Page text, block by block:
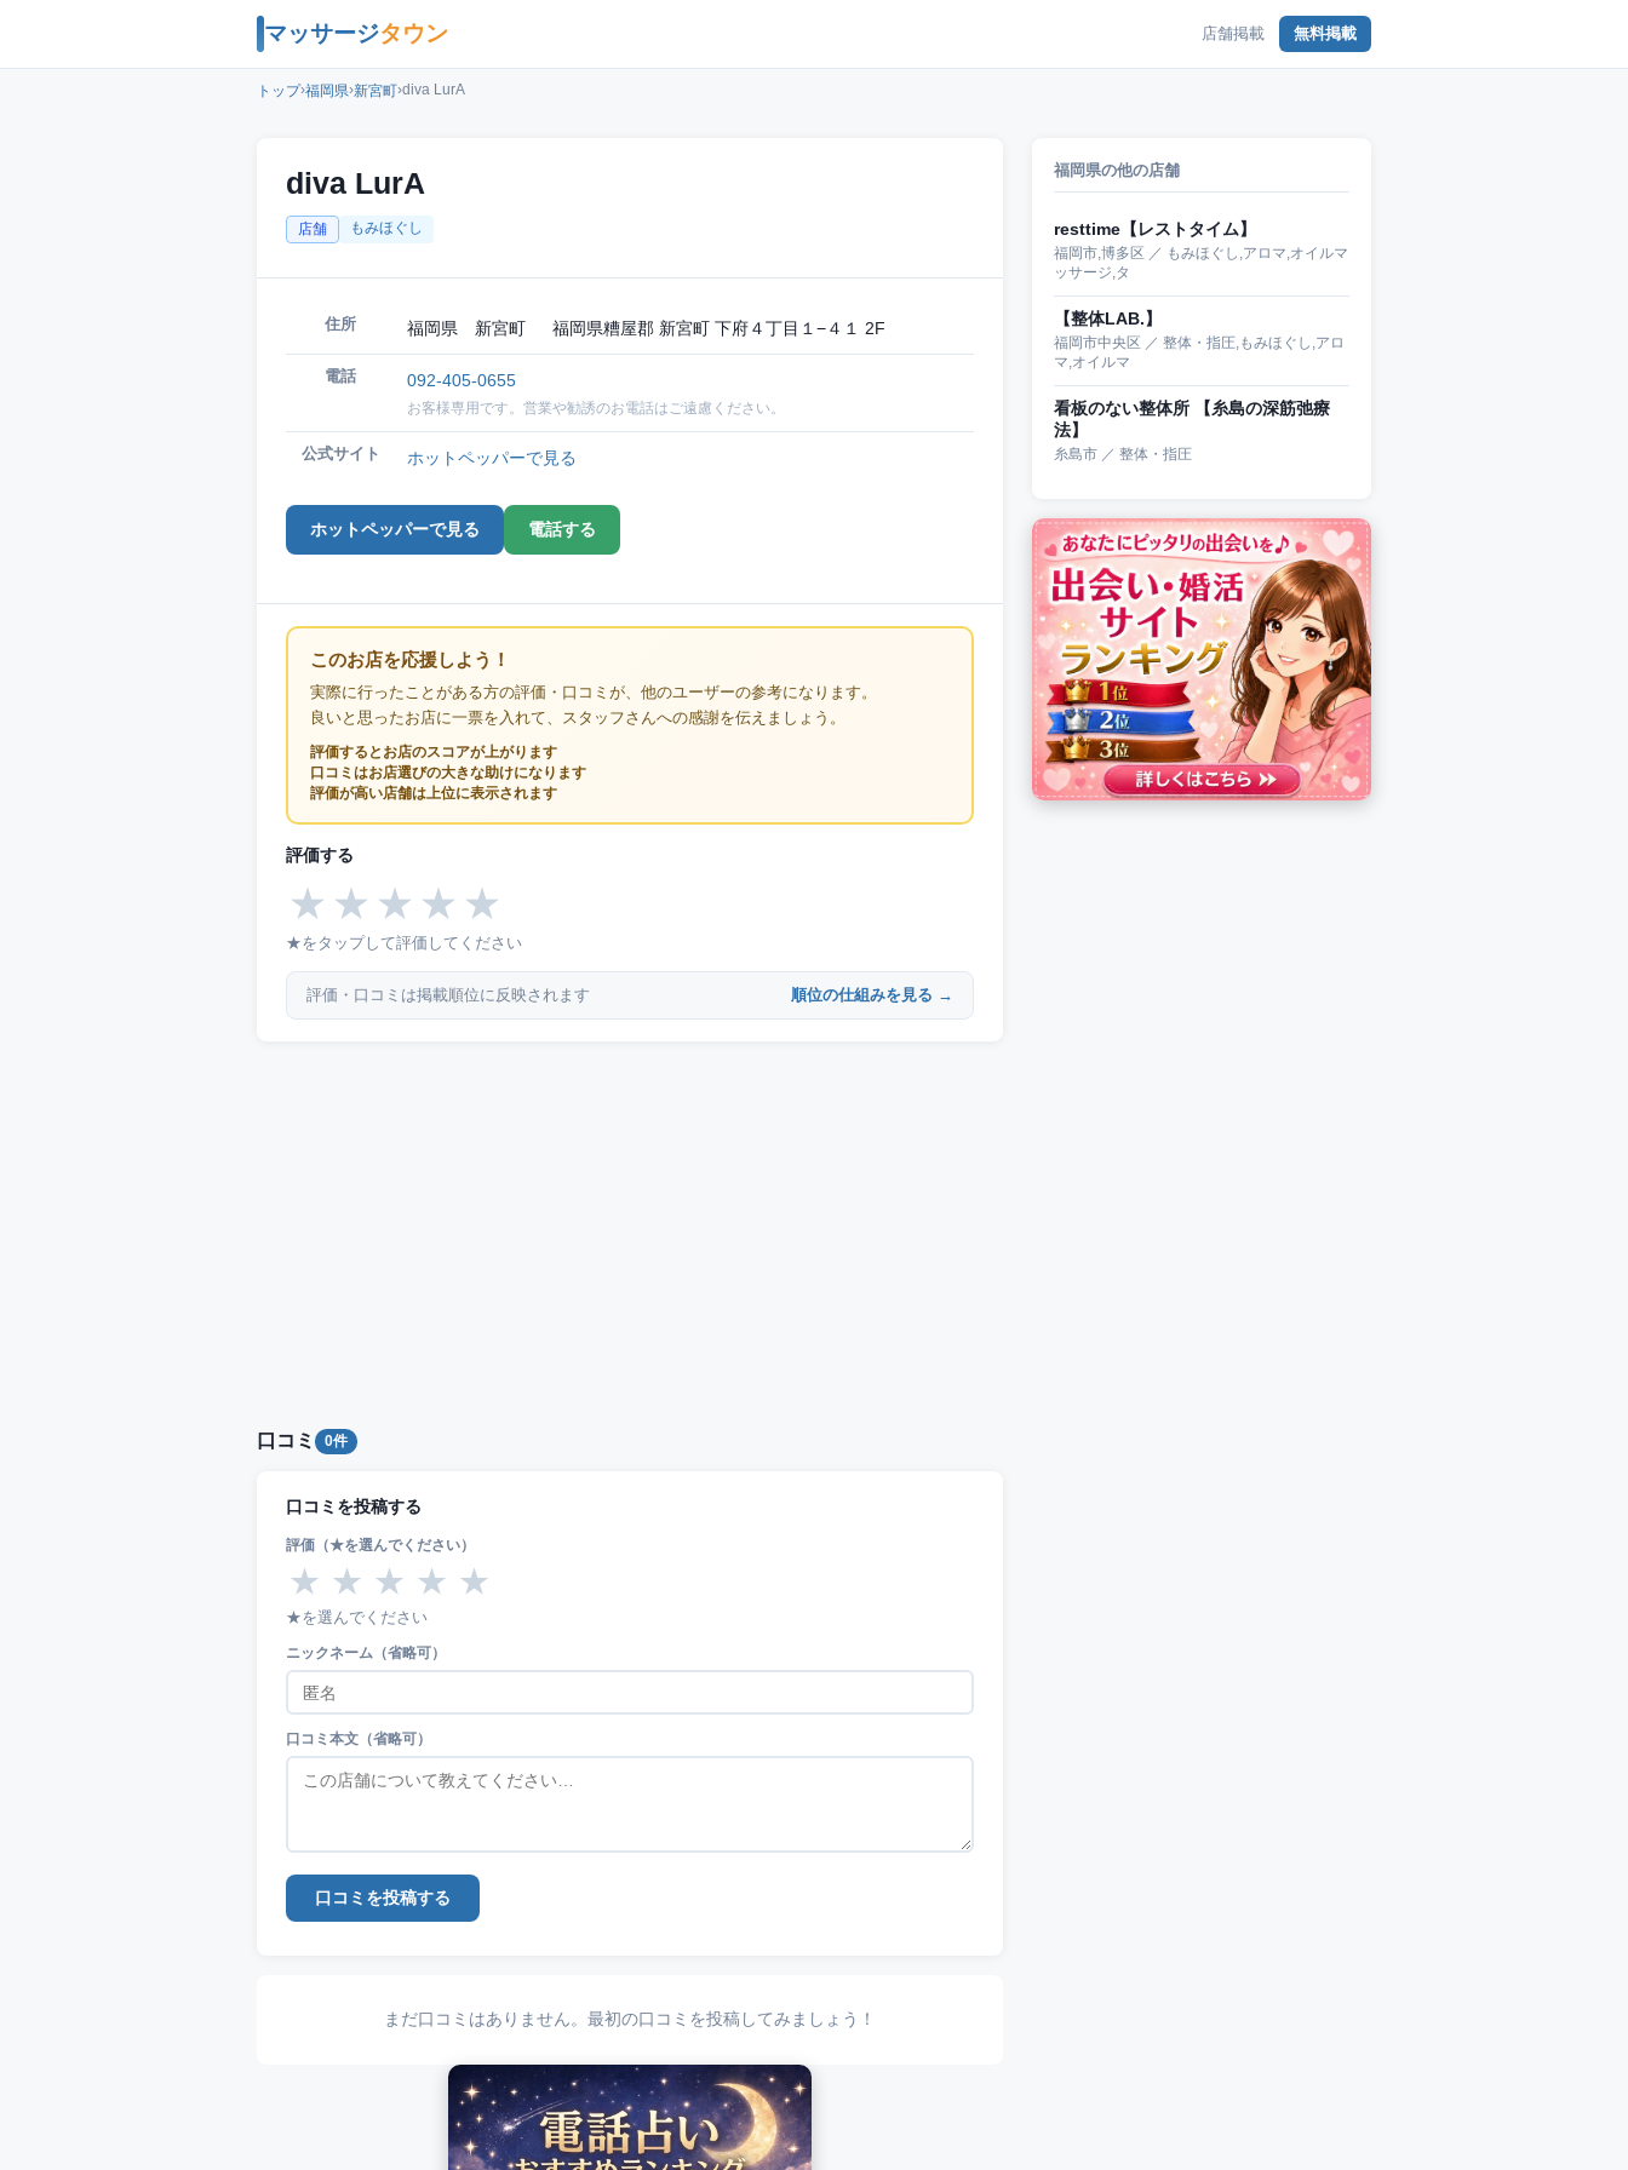
マッサージタウン 店舗掲載 無料掲載
トップ›福岡県›新宮町›diva LurA
diva LurA
店舗 もみほぐし
住所 福岡県 新宮町 福岡県糟屋郡 新宮町 下府４丁目１−４１ 2F
電話 092-405-0655
お客様専用です。営業や勧誘のお電話はご遠慮ください。
公式サイト ホットペッパーで見る
ホットペッパーで見る 電話する
このお店を応援しよう！
実際に行ったことがある方の評価・口コミが、他のユーザーの参考になります。
良いと思ったお店に一票を入れて、スタッフさんへの感謝を伝えましょう。
評価するとお店のスコアが上がります
口コミはお店選びの大きな助けになります
評価が高い店舗は上位に表示されます
評価する
★ ★ ★ ★ ★
★をタップして評価してください
評価・口コミは掲載順位に反映されます 順位の仕組みを見る →
口コミ 0件
口コミを投稿する
評価（★を選んでください）
★ ★ ★ ★ ★
★を選んでください
ニックネーム（省略可）
口コミ本文（省略可）
口コミを投稿する
まだ口コミはありません。最初の口コミを投稿してみましょう！
福岡県の他の店舗
resttime【レストタイム】
福岡市,博多区 ／ もみほぐし,アロマ,オイルマ
ッサージ,タ
【整体LAB.】
福岡市中央区 ／ 整体・指圧,もみほぐし,アロ
マ,オイルマ
看板のない整体所 【糸島の深筋弛療
法】
糸島市 ／ 整体・指圧